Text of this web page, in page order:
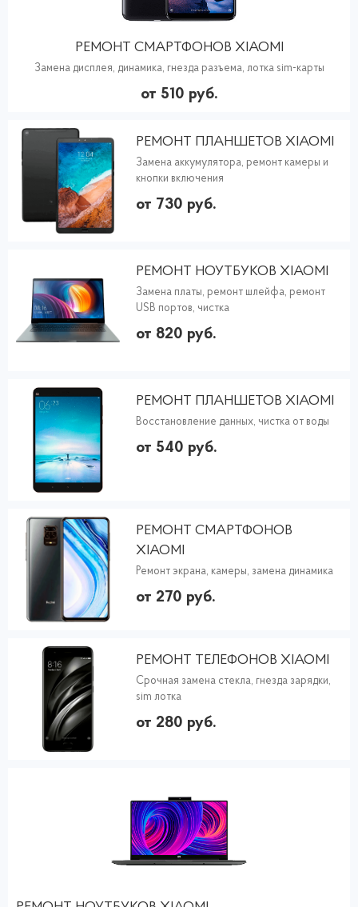
РЕМОНТ СМАРТФОНОВ XIAOMI
Замена дисплея, динамика, гнезда разъема, лотка sim-карты
от 510 руб.
РЕМОНТ ПЛАНШЕТОВ XIAOMI
Замена аккумулятора, ремонт камеры и
кнопки включения
от 730 руб.
РЕМОНТ НОУТБУКОВ XIAOMI
Замена платы, ремонт шлейфа, ремонт
USB портов, чистка
от 820 руб.
РЕМОНТ ПЛАНШЕТОВ XIAOMI
Восстановление данных, чистка от воды
от 540 руб.
РЕМОНТ СМАРТФОНОВ
XIAOMI
Ремонт экрана, камеры, замена динамика
от 270 руб.
РЕМОНТ ТЕЛЕФОНОВ XIAOMI
Срочная замена стекла, гнезда зарядки,
sim лотка
от 280 руб.